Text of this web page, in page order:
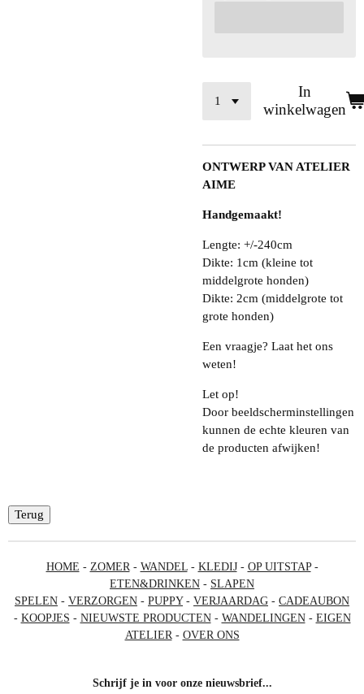
In
winkelwagen
ONTWERP VAN ATELIER
AIME
Handgemaakt!
Lengte: +/-240cm
Dikte: 1cm (kleine tot
middelgrote honden)
Dikte: 2cm (middelgrote tot
grote honden)
Een vraagje? Laat het ons
weten!
Let op!
Door beeldscherminstellingen
kunnen de echte kleuren van
de producten afwijken!
Terug
HOME - ZOMER- WANDEL- KLEDIJ- OP UITSTAP-
ETEN&DRINKEN - SLAPEN
SPELEN - VERZORGEN - PUPPY- VERJAARDAG - CADEAUBON
- KOOPJES - NIEUWSTE PRODUCTEN- WANDELINGEN- EIGEN
ATELIER- OVER ONS
Schrijf je in voor onze nieuwsbrief...